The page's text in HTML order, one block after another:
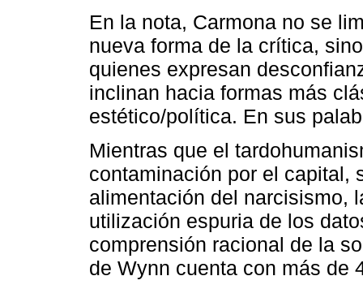
En la nota, Carmona no se
nueva forma de la crítica,
quienes expresan
inclinan hacia formas más
estético/política. En sus
Mientras que el
contaminación por el capital,
alimentación del narcisismo,
utilización espuria de los
comprensión racional de la
de Wynn cuenta con más de